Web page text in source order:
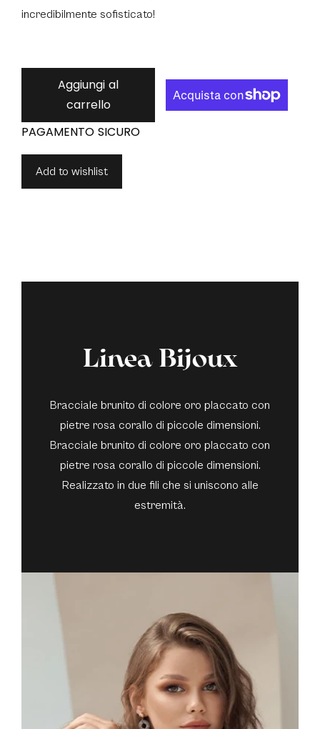
incredibilmente sofisticato!
Aggiungi al
carrello
Add to wishlist
Linea Bijoux
Bracciale brunito di colore oro placcato con
pietre rosa corallo di piccole dimensioni.
Bracciale brunito di colore oro placcato con
pietre rosa corallo di piccole dimensioni.
Realizzato in due fili che si uniscono alle
estremità.